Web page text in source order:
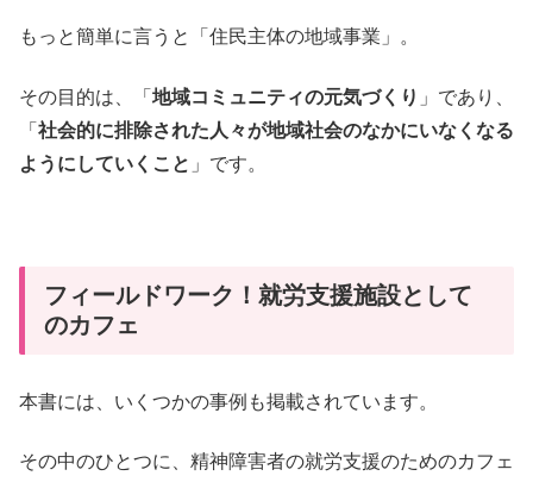
もっと簡単に言うと「住民主体の地域事業」。
その目的は、「 地域コミュニティの元気づくり 」であり、
「 社会的に排除された人々が地域社会のなかにいなくなる
ようにしていくこと 」です。
フィールドワーク！就労支援施設として
のカフェ
本書には、いくつかの事例も掲載されています。
その中のひとつに、精神障害者の就労支援のためのカフェ